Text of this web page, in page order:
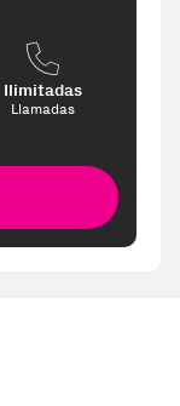
Ilimitadas
Llamadas